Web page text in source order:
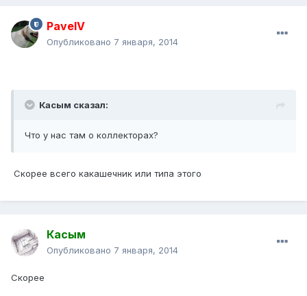
PavelV
Опубликовано 7 января, 2014
Касым сказал:
Что у нас там о коллекторах?
Скорее всего какашечник или типа этого
Касым
Опубликовано 7 января, 2014
Скорее